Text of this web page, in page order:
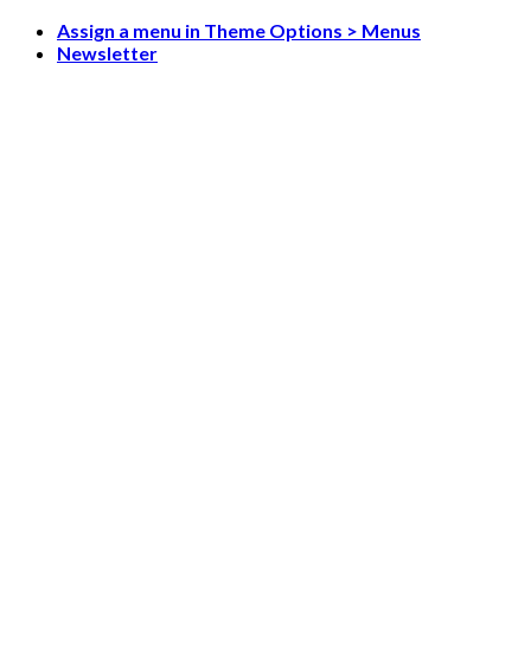
Skip
Assign a menu in Theme Options > Menus
Newsletter